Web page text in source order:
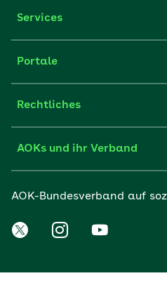
Services
Portale
Rechtliches
AOKs und ihr Verband
AOK-Bundesverband auf